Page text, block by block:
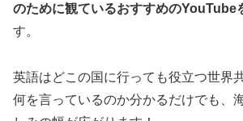
のために観ているおすすめのYouTube
す。
英語はどこの国に行っても役立つ世界
何を言っているのか分かるだけでも、